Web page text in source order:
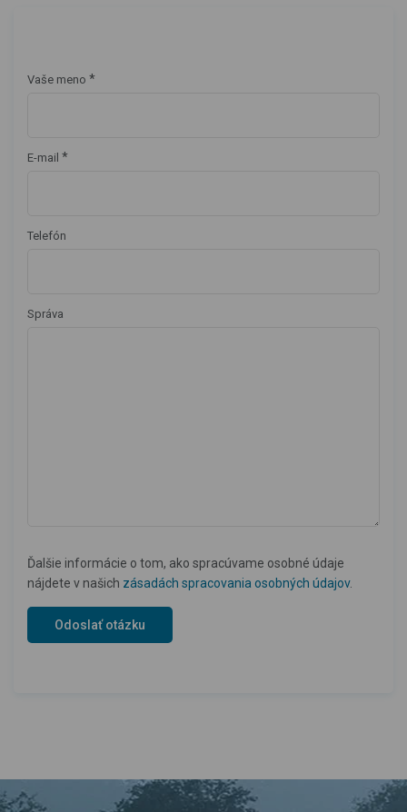
Vaše meno *
E-mail *
Telefón
Správa
Ďalšie informácie o tom, ako spracúvame osobné údaje
nájdete v našich zásadách spracovania osobných údajov.